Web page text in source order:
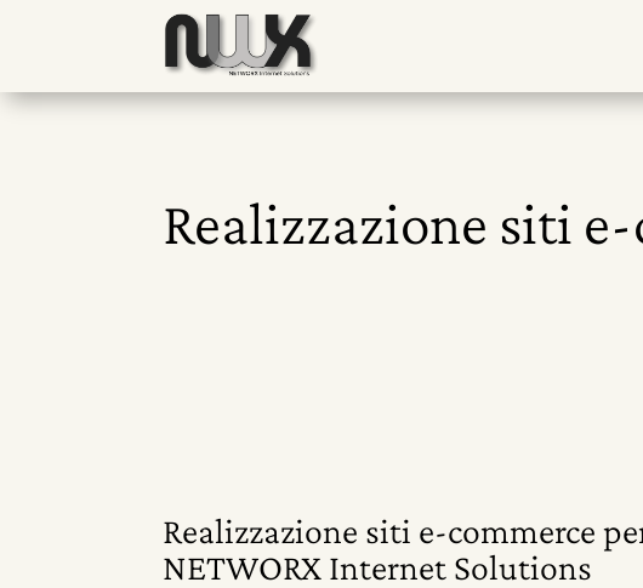
Realizzazione siti
Realizzazione siti e-commerce
NETWORX Internet Solutions